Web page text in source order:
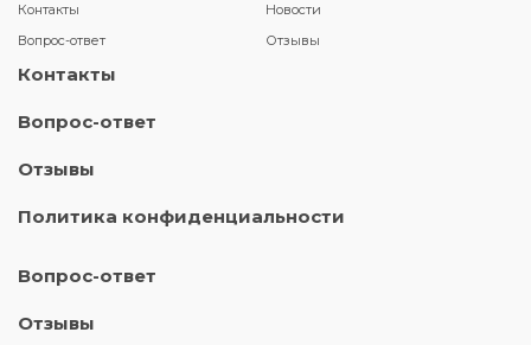
Контакты
Новости
Вопрос-ответ
Отзывы
Контакты
Вопрос-ответ
Отзывы
Политика конфиденциальности
Вопрос-ответ
Отзывы